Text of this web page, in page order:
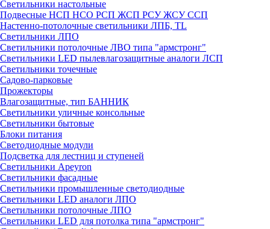
Светильники настольные
Подвесные НСП НСО РСП ЖСП РСУ ЖСУ ССП
Настенно-потолочные светильники ЛПБ, TL
Светильники ЛПО
Светильники потолочные ЛВО типа "армстронг"
Светильники LED пылевлагозащитные аналоги ЛСП
Светильники точечные
Садово-парковые
Прожекторы
Влагозащитные, тип БАННИК
Светильники уличные консольные
Светильники бытовые
Блоки питания
Светодиодные модули
Подсветка для лестниц и ступеней
Светильники Apeyron
Светильники фасадные
Светильники промышленные светодиодные
Светильники LED аналоги ЛПО
Светильники потолочные ЛПО
Светильники LED для потолка типа "армстронг"